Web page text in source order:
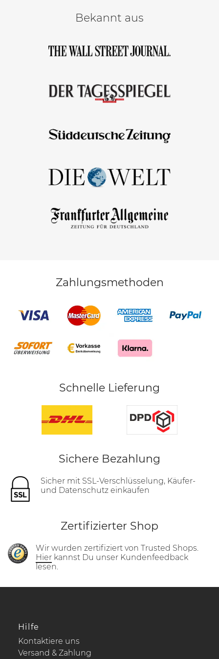
Bekannt aus
Zahlungsmethoden
Schnelle Lieferung
Sichere Bezahlung
Sicher mit SSL-Verschlüsselung, Käufer-
und Datenschutz einkaufen
Zertifizierter Shop
Wir wurden zertifiziert von Trusted Shops.
Hier kannst Du unser Kundenfeedback
lesen.
Hilfe
Kontaktiere uns
Versand & Zahlung